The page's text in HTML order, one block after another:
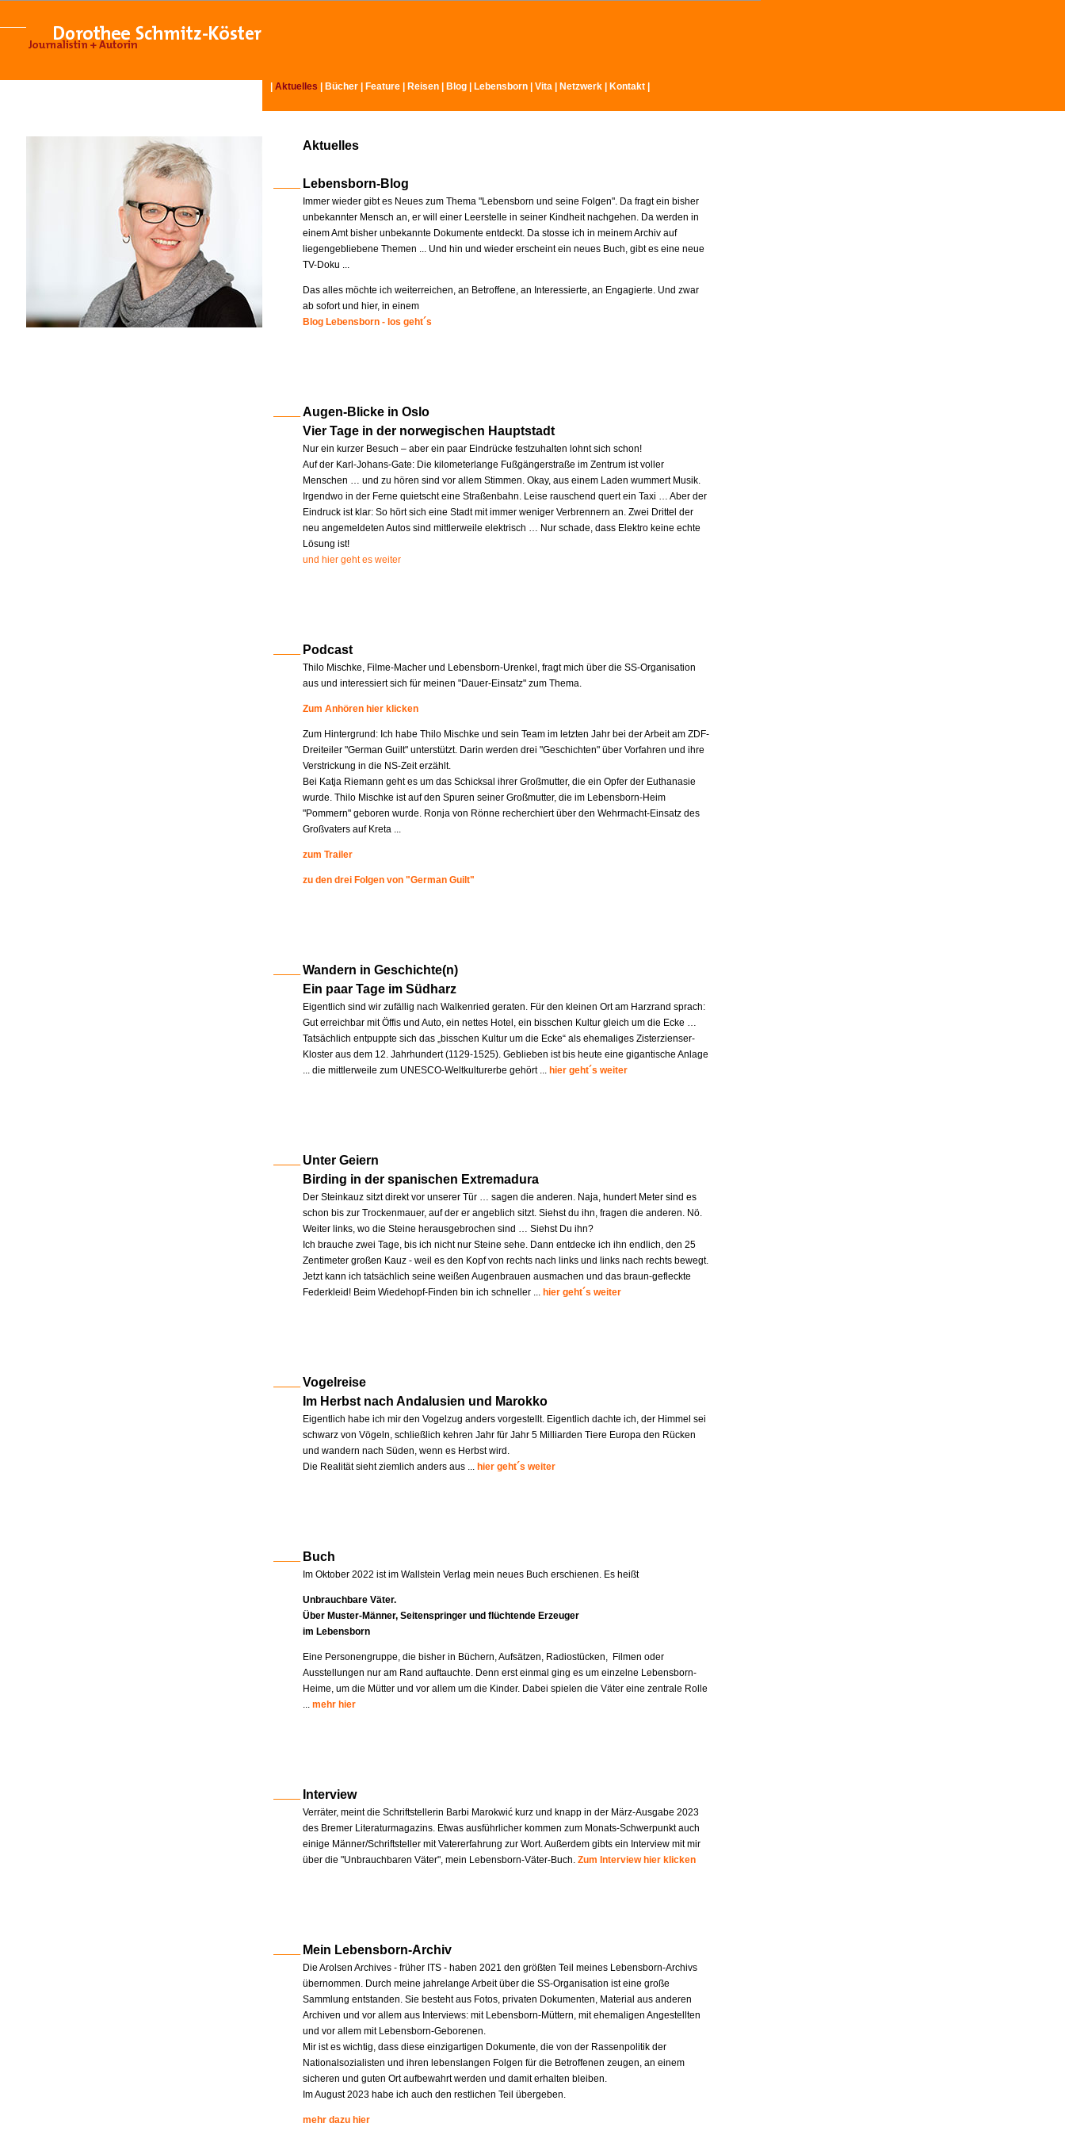
Aktuelles Bücher Feature Reisen Blog Lebensborn Vita Netzwerk Kontakt
Aktuelles
Lebensborn-Blog
Immer wieder gibt es Neues zum Thema "Lebensborn und seine Folgen". Da fragt ein bisher
unbekannter Mensch an, er will einer Leerstelle in seiner Kindheit nachgehen. Da werden in
einem Amt bisher unbekannte Dokumente entdeckt. Da stosse ich in meinem Archiv auf
liegengebliebene Themen ... Und hin und wieder erscheint ein neues Buch, gibt es eine neue
TV-Doku ...
Das alles möchte ich weiterreichen, an Betroffene, an Interessierte, an Engagierte. Und zwar
ab sofort und hier, in einem
Blog Lebensborn - los geht´s
Augen-Blicke in Oslo
Vier Tage in der norwegischen Hauptstadt
Nur ein kurzer Besuch – aber ein paar Eindrücke festzuhalten lohnt sich schon!
Auf der Karl-Johans-Gate: Die kilometerlange Fußgängerstraße im Zentrum ist voller
Menschen … und zu hören sind vor allem Stimmen. Okay, aus einem Laden wummert Musik.
Irgendwo in der Ferne quietscht eine Straßenbahn. Leise rauschend quert ein Taxi … Aber der
Eindruck ist klar: So hört sich eine Stadt mit immer weniger Verbrennern an. Zwei Drittel der
neu angemeldeten Autos sind mittlerweile elektrisch … Nur schade, dass Elektro keine echte
Lösung ist!
und hier geht es weiter
Podcast
Thilo Mischke, Filme-Macher und Lebensborn-Urenkel, fragt mich über die SS-Organisation
aus und interessiert sich für meinen "Dauer-Einsatz" zum Thema.
Zum Anhören hier klicken
Zum Hintergrund: Ich habe Thilo Mischke und sein Team im letzten Jahr bei der Arbeit am ZDF-
Dreiteiler "German Guilt" unterstützt. Darin werden drei "Geschichten" über Vorfahren und ihre
Verstrickung in die NS-Zeit erzählt.
Bei Katja Riemann geht es um das Schicksal ihrer Großmutter, die ein Opfer der Euthanasie
wurde. Thilo Mischke ist auf den Spuren seiner Großmutter, die im Lebensborn-Heim
"Pommern" geboren wurde. Ronja von Rönne recherchiert über den Wehrmacht-Einsatz des
Großvaters auf Kreta ...
zum Trailer
zu den drei Folgen von "German Guilt"
Wandern in Geschichte(n)
Ein paar Tage im Südharz
Eigentlich sind wir zufällig nach Walkenried geraten. Für den kleinen Ort am Harzrand sprach:
Gut erreichbar mit Öffis und Auto, ein nettes Hotel, ein bisschen Kultur gleich um die Ecke …
Tatsächlich entpuppte sich das „bisschen Kultur um die Ecke“ als ehemaliges Zisterzienser-
Kloster aus dem 12. Jahrhundert (1129-1525). Geblieben ist bis heute eine gigantische Anlage
... die mittlerweile zum UNESCO-Weltkulturerbe gehört ... hier geht´s weiter
Unter Geiern
Birding in der spanischen Extremadura
Der Steinkauz sitzt direkt vor unserer Tür … sagen die anderen. Naja, hundert Meter sind es
schon bis zur Trockenmauer, auf der er angeblich sitzt. Siehst du ihn, fragen die anderen. Nö.
Weiter links, wo die Steine herausgebrochen sind … Siehst Du ihn?
Ich brauche zwei Tage, bis ich nicht nur Steine sehe. Dann entdecke ich ihn endlich, den 25
Zentimeter großen Kauz - weil es den Kopf von rechts nach links und links nach rechts bewegt.
Jetzt kann ich tatsächlich seine weißen Augenbrauen ausmachen und das braun-gefleckte
Federkleid! Beim Wiedehopf-Finden bin ich schneller ... hier geht´s weiter
Vogelreise
Im Herbst nach Andalusien und Marokko
Eigentlich habe ich mir den Vogelzug anders vorgestellt. Eigentlich dachte ich, der Himmel sei
schwarz von Vögeln, schließlich kehren Jahr für Jahr 5 Milliarden Tiere Europa den Rücken
und wandern nach Süden, wenn es Herbst wird.
Die Realität sieht ziemlich anders aus ... hier geht´s weiter
Buch
Im Oktober 2022 ist im Wallstein Verlag mein neues Buch erschienen. Es heißt
Unbrauchbare Väter.
Über Muster-Männer, Seitenspringer und flüchtende Erzeuger
im Lebensborn
Eine Personengruppe, die bisher in Büchern, Aufsätzen, Radiostücken, Filmen oder
Ausstellungen nur am Rand auftauchte. Denn erst einmal ging es um einzelne Lebensborn-
Heime, um die Mütter und vor allem um die Kinder. Dabei spielen die Väter eine zentrale Rolle
... mehr hier
Interview
Verräter, meint die Schriftstellerin Barbi Marokwić kurz und knapp in der März-Ausgabe 2023
des Bremer Literaturmagazins. Etwas ausführlicher kommen zum Monats-Schwerpunkt auch
einige Männer/Schriftsteller mit Vatererfahrung zur Wort. Außerdem gibts ein Interview mit mir
über die "Unbrauchbaren Väter", mein Lebensborn-Väter-Buch. Zum Interview hier klicken
Mein Lebensborn-Archiv
Die Arolsen Archives - früher ITS - haben 2021 den größten Teil meines Lebensborn-Archivs
übernommen. Durch meine jahrelange Arbeit über die SS-Organisation ist eine große
Sammlung entstanden. Sie besteht aus Fotos, privaten Dokumenten, Material aus anderen
Archiven und vor allem aus Interviews: mit Lebensborn-Müttern, mit ehemaligen Angestellten
und vor allem mit Lebensborn-Geborenen.
Mir ist es wichtig, dass diese einzigartigen Dokumente, die von der Rassenpolitik der
Nationalsozialisten und ihren lebenslangen Folgen für die Betroffenen zeugen, an einem
sicheren und guten Ort aufbewahrt werden und damit erhalten bleiben.
Im August 2023 habe ich auch den restlichen Teil übergeben.
mehr dazu hier